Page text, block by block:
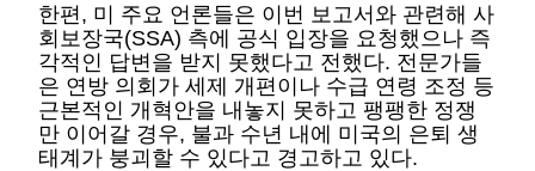
한편, 미 주요 언론들은 이번 보고서와 관련해 사
회보장국(SSA) 측에 공식 입장을 요청했으나 즉
각적인 답변을 받지 못했다고 전했다. 전문가들
은 연방 의회가 세제 개편이나 수급 연령 조정 등
근본적인 개혁안을 내놓지 못하고 팽팽한 정쟁
만 이어갈 경우, 불과 수년 내에 미국의 은퇴 생
태계가 붕괴할 수 있다고 경고하고 있다.